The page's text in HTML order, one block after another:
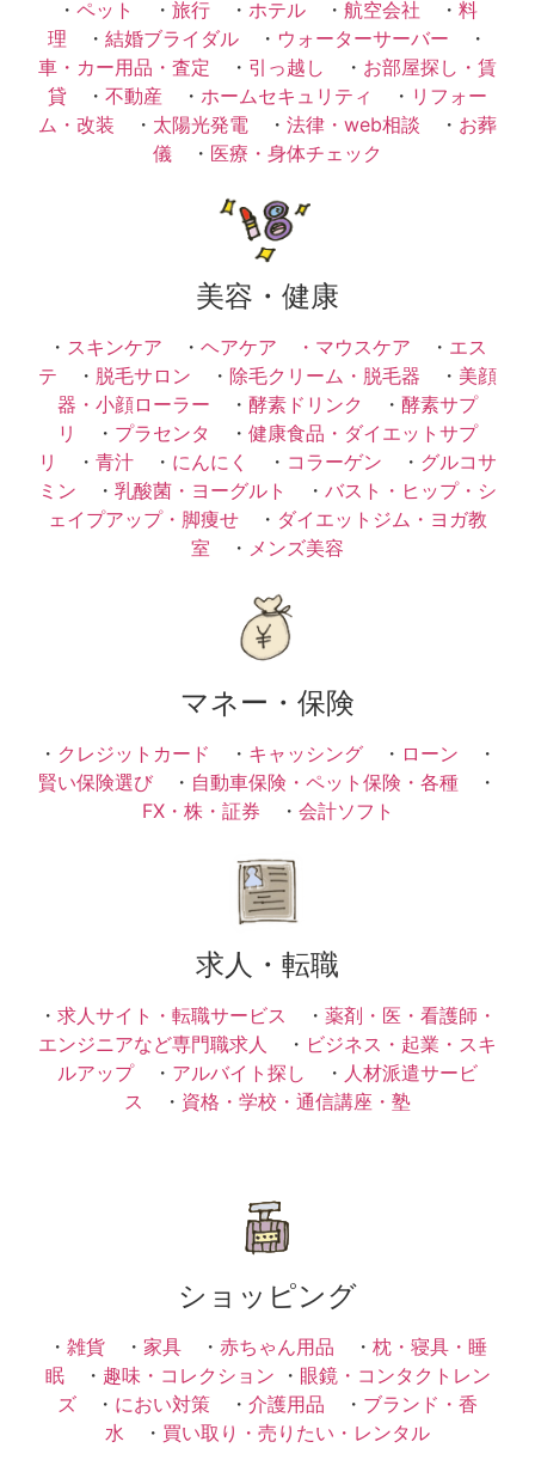
・ ペット ・ 旅行 ・ ホテル ・ 航空会社 ・ 料
理 ・ 結婚ブライダル ・ ウォーターサーバー ・
車・カー用品・査定 ・ 引っ越し ・ お部屋探し・賃
貸 ・ 不動産 ・ ホームセキュリティ ・ リフォー
ム・改装 ・ 太陽光発電 ・ 法律・web相談 ・ お葬
儀 ・ 医療・身体チェック
美容・健康
・ スキンケア ・ ヘアケア ・ マウスケア ・ エス
テ ・ 脱毛サロン ・ 除毛クリーム・脱毛器 ・ 美顔
器・小顔ローラー ・ 酵素ドリンク ・ 酵素サプ
リ
・ プラセンタ ・ 健康食品・ダイエットサプ
リ
・ 青汁 ・ にんにく ・ コラーゲン ・ グルコサ
ミン ・ 乳酸菌・ヨーグルト ・ バスト・ヒップ・シ
ェイプアップ・脚痩せ ・ ダイエットジム・ヨガ教
室 ・ メンズ美容
マネー・保険
・ クレジットカード ・ キャッシング ・ ローン ・
賢い保険選び ・ 自動車保険・ペット保険・各種 ・
FX・株・証券 ・ 会計ソフト
求人・転職
・ 求人サイト・転職サービス ・ 薬剤・医・看護師・
エンジニアなど専門職求人
・ ビジネス・起業・スキ
ルアップ・ アルバイト探し ・ 人材派遣サービ
ス ・ 資格・学校・通信講座・塾
ショッピング
・ 雑貨 ・ 家具 ・ 赤ちゃん用品 ・ 枕・寝具・睡
眠・ 趣味・コレクション ・ 眼鏡・コンタクトレン
ズ ・ におい対策 ・ 介護用品 ・ ブランド・香
水 ・ 買い取り・売りたい・レンタル